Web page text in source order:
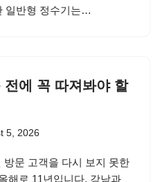
일반형 정수기는…
에 꼭 따져봐야 할
5, 2026
방문 고객을 다시 보지 못한
해로 11년입니다. 강남과